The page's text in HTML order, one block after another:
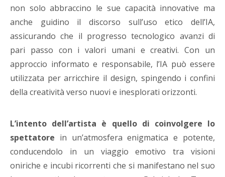
non solo abbraccino le sue capacità innovative ma
anche guidino il discorso sull’uso etico dell’IA,
assicurando che il progresso tecnologico avanzi di
pari passo con i valori umani e creativi. Con un
approccio informato e responsabile, l’IA può essere
utilizzata per arricchire il design, spingendo i confini
della creatività verso nuovi e inesplorati orizzonti.
L’intento dell’artista è quello di coinvolgere lo
spettatore in un’atmosfera enigmatica e potente,
conducendolo in un viaggio emotivo tra visioni
oniriche e incubi ricorrenti che si manifestano nel suo